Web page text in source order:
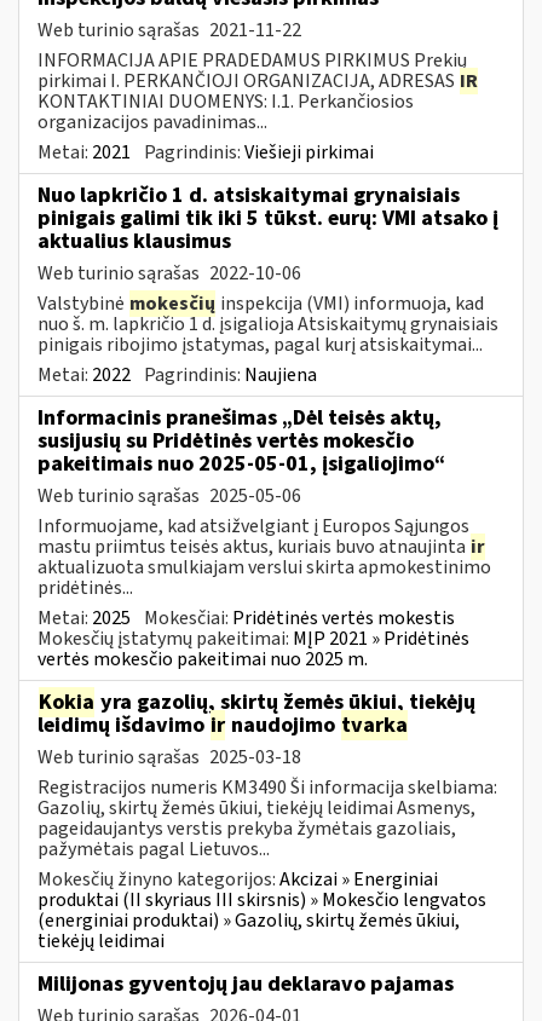
Web turinio sąrašas 2021-11-22
INFORMACIJA APIE PRADEDAMUS PIRKIMUS Prekių
pirkimai I. PERKANČIOJI ORGANIZACIJA, ADRESAS IR
KONTAKTINIAI DUOMENYS: I.1. Perkančiosios
organizacijos pavadinimas...
Metai: 2021 Pagrindinis:Viešieji pirkimai
Nuo lapkričio 1 d. atsiskaitymai grynaisiais
pinigais galimi tik iki 5 tūkst. eurų: VMI atsako į
aktualius klausimus
Web turinio sąrašas 2022-10-06
Valstybinė mokesčių inspekcija (VMI) informuoja, kad
nuo š. m. lapkričio 1 d. įsigalioja Atsiskaitymų grynaisiais
pinigais ribojimo įstatymas, pagal kurį atsiskaitymai...
Metai: 2022 Pagrindinis: Naujiena
Informacinis pranešimas „Dėl teisės aktų,
susijusių su Pridėtinės vertės mokesčio
pakeitimais nuo 2025-05-01, įsigaliojimo“
Web turinio sąrašas 2025-05-06
Informuojame, kad atsižvelgiant į Europos Sąjungos
mastu priimtus teisės aktus, kuriais buvo atnaujinta ir
aktualizuota smulkiajam verslui skirta apmokestinimo
pridėtinės...
Metai: 2025 Mokesčiai: Pridėtinės vertės mokestis
Mokesčių įstatymų pakeitimai: MĮP 2021 » Pridėtinės
vertės mokesčio pakeitimai nuo 2025 m.
Kokia yra gazolių, skirtų žemės ūkiui, tiekėjų
leidimų išdavimo ir naudojimo tvarka
Web turinio sąrašas 2025-03-18
Registracijos numeris KM3490 Ši informacija skelbiama:
Gazolių, skirtų žemės ūkiui, tiekėjų leidimai Asmenys,
pageidaujantys verstis prekyba žymėtais gazoliais,
pažymėtais pagal Lietuvos...
Mokesčių žinyno kategorijos:Akcizai » Energiniai
produktai (II skyriaus III skirsnis) » Mokesčio lengvatos
(energiniai produktai) » Gazolių, skirtų žemės ūkiui,
tiekėjų leidimai
Milijonas gyventojų jau deklaravo pajamas
Web turinio sąrašas 2026-04-01